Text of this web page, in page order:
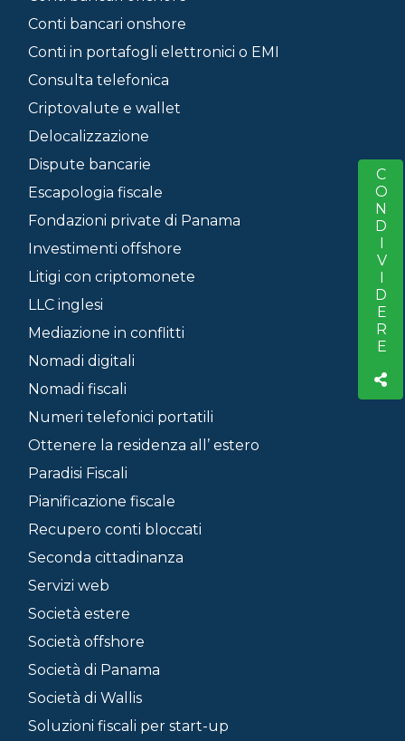
CONDIVIDERE
Conti bancari onshore
Conti in portafogli elettronici o EMI
Consulta telefonica
Criptovalute e wallet
Delocalizzazione
Dispute bancarie
Escapologia fiscale
Fondazioni private di Panama
Investimenti offshore
Litigi con criptomonete
LLC inglesi
Mediazione in conflitti
Nomadi digitali
Nomadi fiscali
Numeri telefonici portatili
Ottenere la residenza all’ estero
Paradisi Fiscali
Pianificazione fiscale
Recupero conti bloccati
Seconda cittadinanza
Servizi web
Società estere
Società offshore
Società di Panama
Società di Wallis
Soluzioni fiscali per start-up